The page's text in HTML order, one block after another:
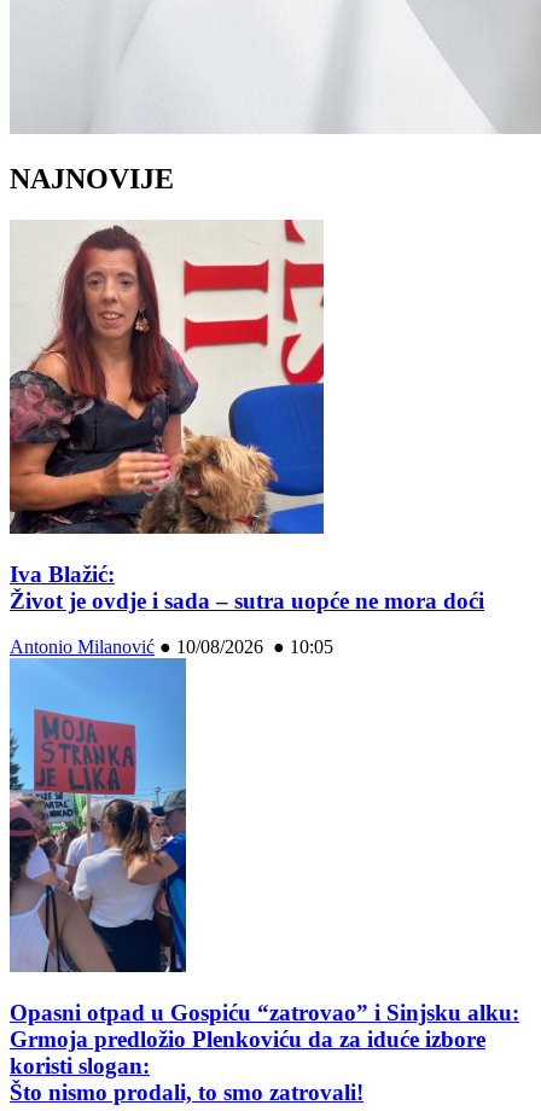
NAJNOVIJE
Iva Blažić:
Život je ovdje i sada – sutra uopće ne mora doći
Antonio Milanović ● 10/08/2026 ● 10:05
Opasni otpad u Gospiću “zatrovao” i Sinjsku alku:
Grmoja predložio Plenkoviću da za iduće izbore
koristi slogan:
Što nismo prodali, to smo zatrovali!